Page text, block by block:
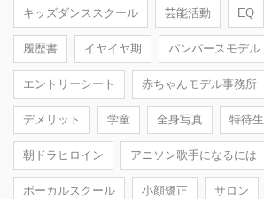
キッズダンススクール 芸能活動 EQ
履歴書 イヤイヤ期 パンパースモデル
エントリーシート 赤ちゃんモデル事務所
デメリット 学童 全身写真 特待生
朝ドラヒロイン アニソン歌手になるには
ボーカルスクール 小顔矯正 サロン